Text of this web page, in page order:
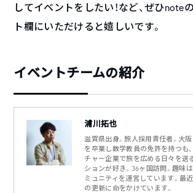
してイベントをしたい！など、ぜひnote
ト欄にいただけると嬉しいです。
イベントチームの紹介
浦川拓也
滋賀県出身。旅人採用責任者。大
を卒業し数学教員の免許を持つも
チャー企業で旅を広める日々を送
ションが好き。36ヶ国訪問。趣味
ミュニティを運営しています。最
の更新に命をかけています。